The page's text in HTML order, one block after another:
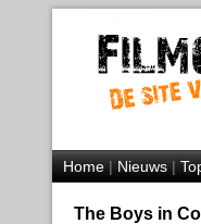
Home|Nieuws|
The Boys in